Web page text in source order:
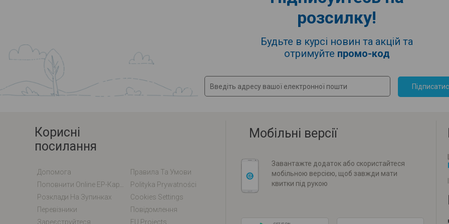
розсилку!
Будьте в курсі новин та акцій та
отримуйте промо-код
Корисні
посилання
Допомога
Правила Та Умови
Polityka Prywatności
Розклади На Зупинках
Cookies Settings
Перевізники
Повідомлення
Зареєструйтеся
EU Projects
Мобільні версії
Завантажте додаток або скористайтеся
мобільною версією, щоб завжди мати
квитки під рукою